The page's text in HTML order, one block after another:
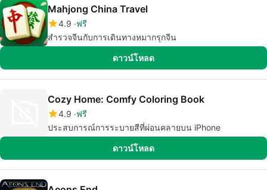
Mahjong China Travel
4.9 ฟรี
สำรวจจีนกับการเดินทางหมากรุกจีน
ดาวน์โหลด
Cozy Home: Comfy Coloring Book
4.9 ฟรี
ประสบการณ์การระบายสีที่ผ่อนคลายบน iPhone
ดาวน์โหลด